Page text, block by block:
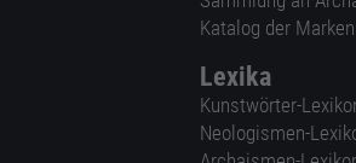
Katalog der
Lexika
Kunstwörter-
Neologismen-